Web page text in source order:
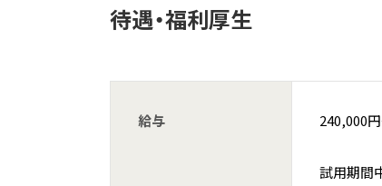
待遇・福利厚生
給与 240,000円
試用期間